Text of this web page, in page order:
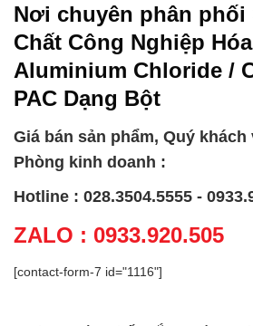
Nơi chuyên phân phối
Chất Công Nghiệp
Aluminium Chloride /
PAC Dạng Bột
Giá bán sản phẩm, Quý
Phòng kinh doanh :
Hotline : 028.3504.5555 -
ZALO : 0933.920.505
[contact-form-7 id="1116"]